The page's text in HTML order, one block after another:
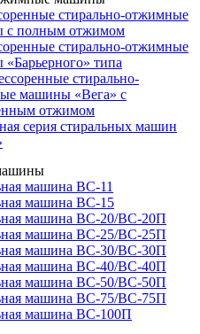
стирально-отжимные
с полным отжимом
стирально-отжимные
типа
стирально-
машины «Вега» с
отжимом
серия стиральных машин
машина ВС-11
машина ВС-15
машина ВС-20/ВС-20П
машина ВС-25/ВС-25П
машина ВС-30/ВС-30П
машина ВС-40/ВС-40П
машина ВС-50/ВС-50П
машина ВС-75/ВС-75П
машина ВС-100П